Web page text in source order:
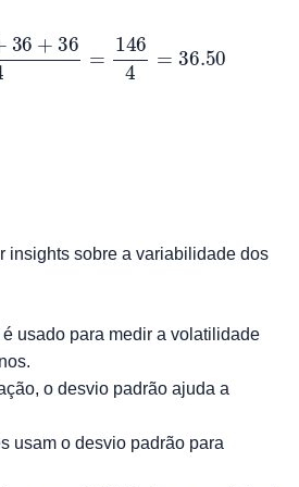
364 146 36.50
insights sobre a variabilidade dos
usado para medir a volatilidade
o desvio padrão ajuda a
usam o desvio padrão para